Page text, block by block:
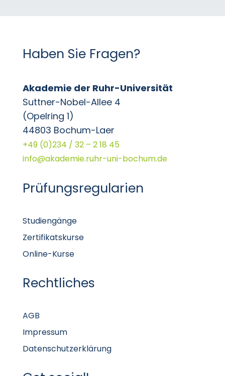
Haben Sie Fragen?
Akademie der Ruhr-Universität
Suttner-Nobel-Allee 4
(Opelring 1)
44803 Bochum-Laer
+49 (0)234 / 32 – 2 18 45
info@akademie.ruhr-uni-bochum.de
Prüfungsregularien
Studiengänge
Zertifikatskurse
Online-Kurse
Rechtliches
AGB
Impressum
Datenschutzerklärung